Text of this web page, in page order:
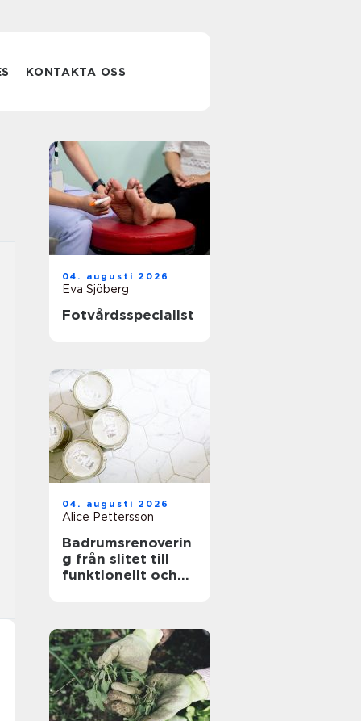
KONTAKTA OSS
04. augusti 2026
Eva Sjöberg
Fotvårdsspecialist
04. augusti 2026
Alice Pettersson
Badrumsrenoverin
g från slitet till
funktionellt och